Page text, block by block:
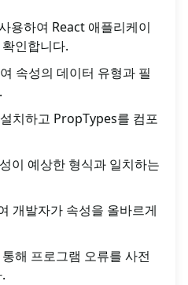
용하여 React 애플리케이
인합니다.
속성의 데이터 유형과 필
치하고 PropTypes를 컴포
이 예상한 형식과 일치하는
개발자가 속성을 올바르게
해 프로그램 오류를 사전